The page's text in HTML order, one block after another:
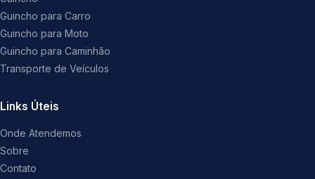
Guincho para Carro
Guincho para Moto
Guincho para Caminhão
Transporte de Veículos
Links Úteis
Onde Atendemos
Sobre
Contato